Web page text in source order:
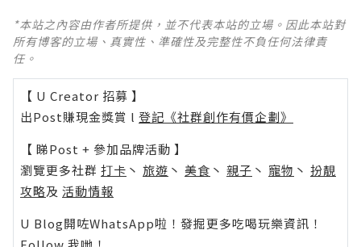
*本站之內容由作者所提供，並不代表本站的立場。因此本站對
所有博客的立場、真實性、準確性及完整性不負任何法律責
任。
【 U Creator 招募 】
出Post賺現金獎賞 l 登記《社群創作有價企劃》
【 睇Post + 參加品牌活動 】
瀏覽更多社群 打卡 丶 旅遊 丶 美食 丶 親子 丶 寵物 丶 扮靚
攻略及 活動情報
U Blog開咗WhatsApp啦！發掘更多吃喝玩樂資訊！